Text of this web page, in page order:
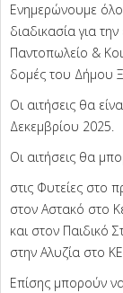
Ενημερώνουμε
διαδικασία για
Παντοπωλείο &
δομές του Δήμου
Οι αιτήσεις θα
Δεκεμβρίου 2025.
Οι αιτήσεις θα
στις Φυτείες στο
στον Αστακό στο
και στον Παιδικό
στην Αλυζία στο
Επίσης μπορούν